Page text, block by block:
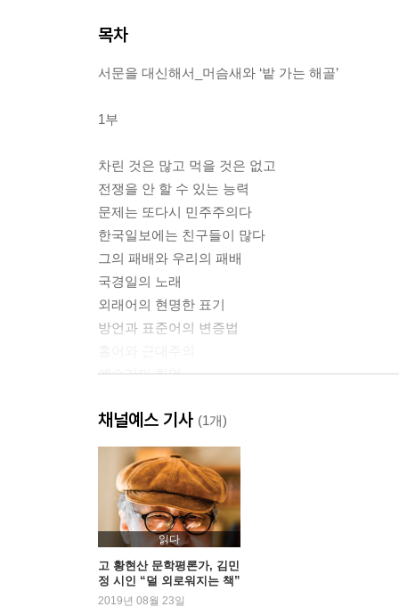
목차
서문을 대신해서_머슴새와 ‘밭 가는 해골’
1부
차린 것은 많고 먹을 것은 없고
전쟁을 안 할 수 있는 능력
문제는 또다시 민주주의다
한국일보에는 친구들이 많다
그의 패배와 우리의 패배
국경일의 노래
외래어의 현명한 표기
방언과 표준어의 변증법
예술가의 취업
말의 힘
대학이 할 일과 청소 노동자
공개 질문
악마의 존재 방식
진정성의 정치
2부
종이 사전과 디지털 사전
채널예스 기사 (1개)
읽다
고 황현산 문학평론가, 김민
정 시인 “덜 외로워지는 책”
2019년 08월 23일